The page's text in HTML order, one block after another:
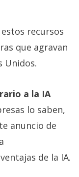
recursos
que agravan
Unidos.
a la IA
lo saben,
anuncio de
de la IA.